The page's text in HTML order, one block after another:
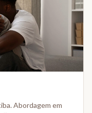
Abordagem em